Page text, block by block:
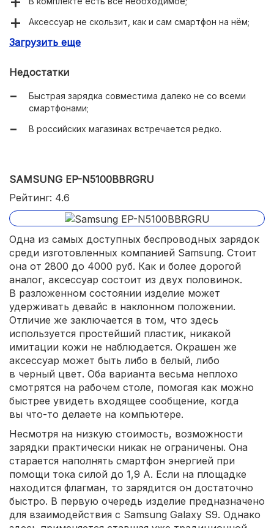
Аксессуар не скользит, как и сам смартфон на нём;
В составе изделия имеются магниты;
рюкзаке не займёт;
Стоимость нельзя назвать запредельной;
Загрузить еще
Недостатки
Быстрая зарядка совместима далеко не со всеми
смартфонами;
В российских магазинах встречается редко.
SAMSUNG EP-N5100BBRGRU
Рейтинг: 4.6
Одна из самых доступных беспроводных зарядок
среди изготовленных компанией Samsung. Стоит
она от 2800 до 4000 руб. Как и более дорогой
аналог, аксессуар состоит из двух половинок.
В разложенном состоянии изделие может
удерживать девайс в наклонном положении.
Отличие же заключается в том, что здесь
используется простейший пластик, никакой
имитации кожи не наблюдается. Окрашен же
аксессуар может быть либо в белый, либо
в черный цвет. Оба варианта весьма неплохо
смотрятся на рабочем столе, помогая как можно
быстрее увидеть входящее сообщение, когда
вы что-то делаете на компьютере.
Несмотря на низкую стоимость, возможности
зарядки практически никак не ограничены. Она
старается наполнять смартфон энергией при
помощи тока силой до 1,9 А. Если на площадке
находится флагман, то зарядится он достаточно
быстро. В первую очередь изделие предназначено
для взаимодействия с Samsung Galaxy S9. Однако